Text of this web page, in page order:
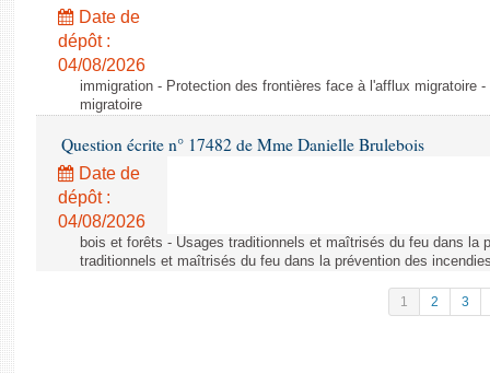
Date de
dépôt :
04/08/2026
immigration - Protection des frontières face à l'afflux migratoire
migratoire
Question écrite n° 17482 de Mme Danielle Brulebois
Date de
dépôt :
04/08/2026
bois et forêts - Usages traditionnels et maîtrisés du feu dans la
traditionnels et maîtrisés du feu dans la prévention des
1 2 3